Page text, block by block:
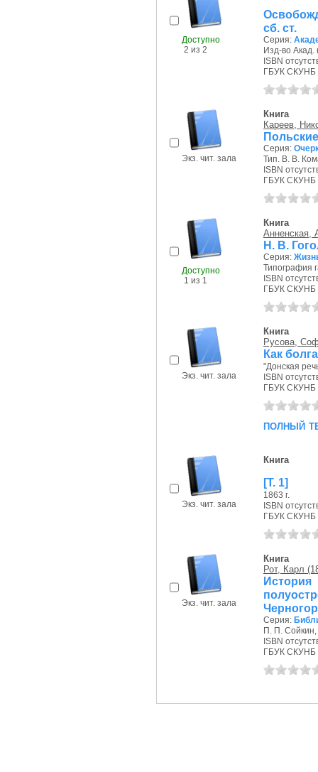
Доступно
2 из 2
сб. ст.
Серия:
Изд-во Акад.
ISBN
ГБУК
Экз. чит. зала
Книга
Кареев,
Серия:
Тип. В. В.
ISBN
ГБУК СКУНБ
Доступно
1 из 1
Книга
Анненская,
Н. В.
Серия:
Типография
ISBN
ГБУК СКУНБ
Экз. чит. зала
Книга
Русова,
Как
"Донская
ISBN
ГБУК СКУНБ
полный
Экз. чит. зала
Книга
[Т. 1]
1863 г.
ISBN
ГБУК СКУНБ
Экз. чит. зала
Книга
Рот, Карл
Серия:
П. П. Сойкин,
ISBN
ГБУК СКУНБ